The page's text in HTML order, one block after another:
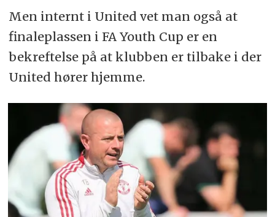
Men internt i United vet man også at
finaleplassen i FA Youth Cup er en
bekreftelse på at klubben er tilbake i der
United hører hjemme.